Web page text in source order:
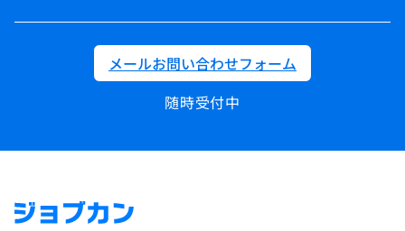
メールお問い合わせフォーム
随時受付中